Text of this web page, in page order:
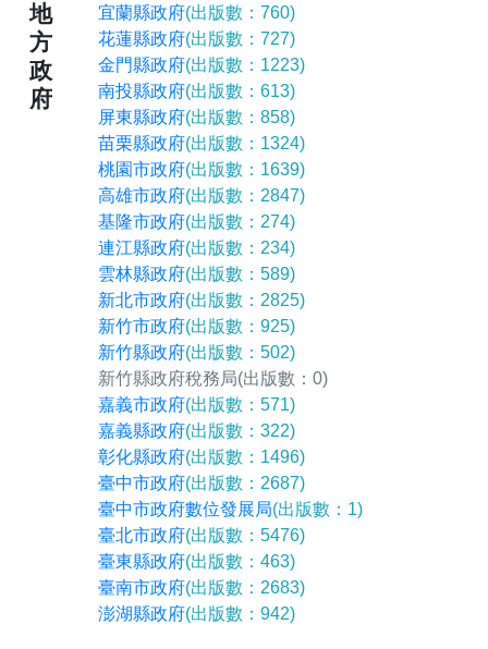
地
方
政
府
宜蘭縣政府(出版數：760)
花蓮縣政府(出版數：727)
金門縣政府(出版數：1223)
南投縣政府(出版數：613)
屏東縣政府(出版數：858)
苗栗縣政府(出版數：1324)
桃園市政府(出版數：1639)
高雄市政府(出版數：2847)
基隆市政府(出版數：274)
連江縣政府(出版數：234)
雲林縣政府(出版數：589)
新北市政府(出版數：2825)
新竹市政府(出版數：925)
新竹縣政府(出版數：502)
新竹縣政府稅務局(出版數：0)
嘉義市政府(出版數：571)
嘉義縣政府(出版數：322)
彰化縣政府(出版數：1496)
臺中市政府(出版數：2687)
臺中市政府數位發展局(出版數：1)
臺北市政府(出版數：5476)
臺東縣政府(出版數：463)
臺南市政府(出版數：2683)
澎湖縣政府(出版數：942)